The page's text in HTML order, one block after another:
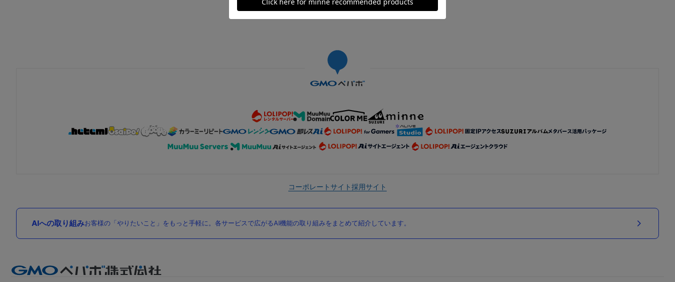
コーポレートサイト採用サイト
AIへの取り組みお客様の「やりたいこと」をもっと手軽に。各サービスで広がるAI機能の取り組みをまとめて紹介しています。